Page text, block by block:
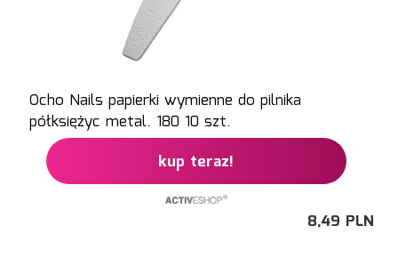
Ocho Nails papierki wymienne do pilnika
półksiężyc metal. 180 10 szt.
kup teraz!
8,49 PLN